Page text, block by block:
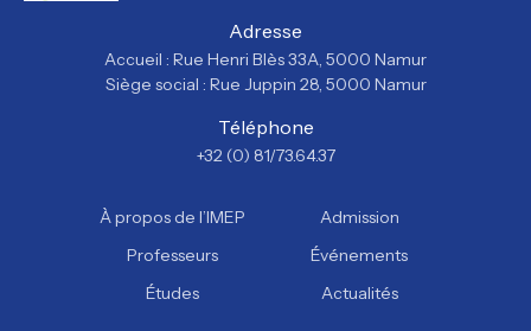
Adresse
Accueil : Rue Henri Blès 33A, 5000 Namur
Siège social : Rue Juppin 28, 5000 Namur
Téléphone
+32 (0) 81/73.64.37
À propos de l’IMEP
Professeurs
Études
Admission
Événements
Actualités